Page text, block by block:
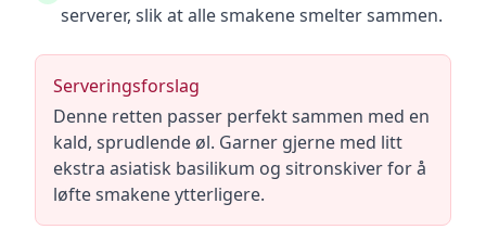
serverer, slik at alle smakene smelter sammen.
Serveringsforslag
Denne retten passer perfekt sammen med en
kald, sprudlende øl. Garner gjerne med litt
ekstra asiatisk basilikum og sitronskiver for å
løfte smakene ytterligere.